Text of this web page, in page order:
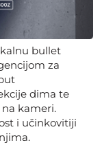
bullet
za
dima te
na kameri.
i učinkovitiji